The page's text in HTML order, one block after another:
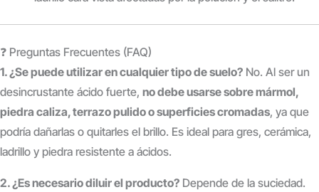
❓ Preguntas Frecuentes (FAQ)
1. ¿Se puede utilizar en cualquier tipo de suelo? No. Al ser un
desincrustante ácido fuerte, no debe usarse sobre mármol,
piedra caliza, terrazo pulido o superficies cromadas, ya que
podría dañarlas o quitarles el brillo. Es ideal para gres, cerámica,
ladrillo y piedra resistente a ácidos.
2. ¿Es necesario diluir el producto? Depende de la suciedad.